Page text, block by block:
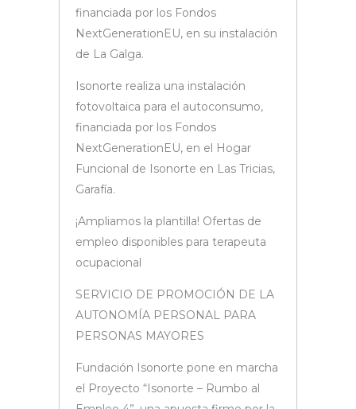
financiada por los Fondos
NextGenerationEU, en su instalación
de La Galga.
Isonorte realiza una instalación
fotovoltaica para el autoconsumo,
financiada por los Fondos
NextGenerationEU, en el Hogar
Funcional de Isonorte en Las Tricias,
Garafía.
¡Ampliamos la plantilla! Ofertas de
empleo disponibles para terapeuta
ocupacional
SERVICIO DE PROMOCIÓN DE LA
AUTONOMÍA PERSONAL PARA
PERSONAS MAYORES
Fundación Isonorte pone en marcha
el Proyecto “Isonorte – Rumbo al